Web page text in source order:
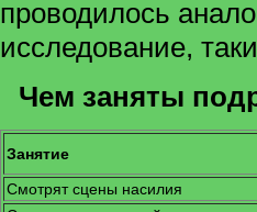
проводилось
исследование,
Чем заняты
Занятие
Смотрят сцены насилия